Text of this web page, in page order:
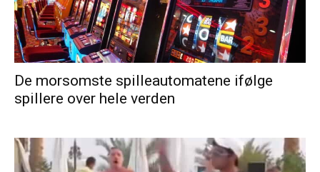
De morsomste spilleautomatene ifølge
spillere over hele verden